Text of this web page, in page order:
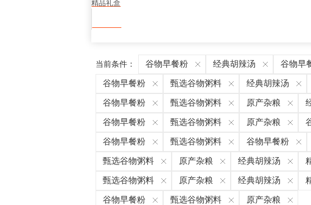
精品礼盒
当前条件： 谷物早餐粉 经典胡辣汤 谷物早
谷物早餐粉 甄选谷物粥料 经典胡辣汤
谷物早餐粉 甄选谷物粥料 原产杂粮
谷物早餐粉 甄选谷物粥料 原产杂粮
谷物早餐粉 甄选谷物粥料 谷物早餐粉
甄选谷物粥料 原产杂粮 经典胡辣汤
甄选谷物粥料 原产杂粮 经典胡辣汤
谷物早餐粉 甄选谷物粥料 原产杂粮